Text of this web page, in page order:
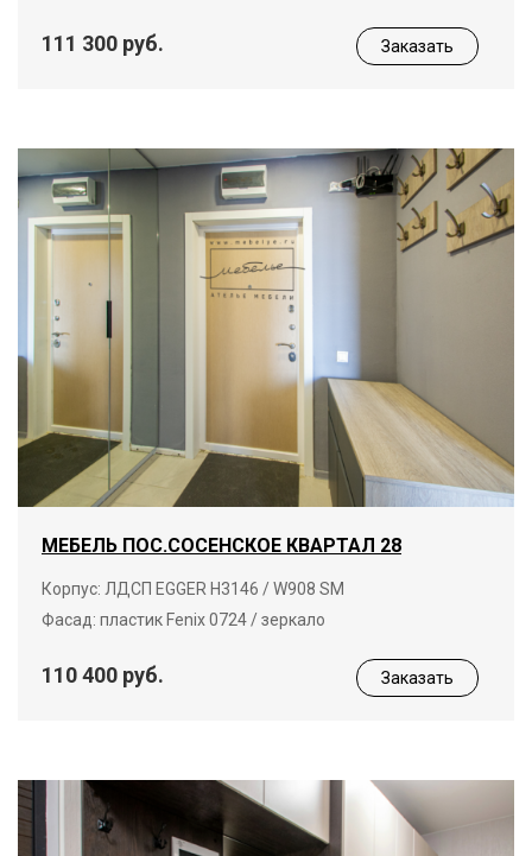
111 300 руб. Заказать
МЕБЕЛЬ ПОС.СОСЕНСКОЕ КВАРТАЛ 28
Корпус: ЛДСП EGGER Н3146 / W908 SM
Фасад: пластик Fenix 0724 / зеркало
110 400 руб. Заказать